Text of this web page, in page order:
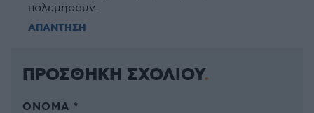
πολεμησουν.
ΑΠΑΝΤΗΣΗ
ΠΡΟΣΘΗΚΗ ΣΧΟΛΙΟΥ
ΌΝΟΜΑ *